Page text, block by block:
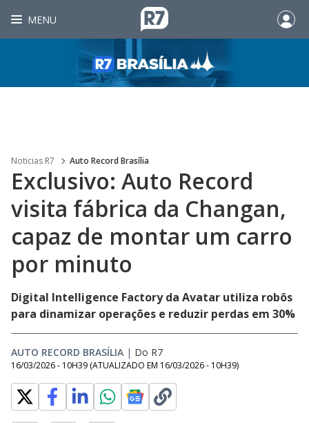
MENU
Noticias R7 Auto Record Brasília
Exclusivo: Auto Record
visita fábrica da Changan,
capaz de montar um carro
por minuto
Digital Intelligence Factory da Avatar utiliza robôs
para dinamizar operações e reduzir perdas em 30%
AUTO RECORD BRASÍLIA | Do R7
16/03/2026 - 10H39 (ATUALIZADO EM 16/03/2026 - 10H39)